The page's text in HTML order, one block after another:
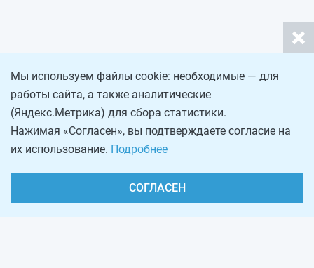
Мы используем файлы cookie: необходимые — для
работы сайта, а также аналитические
(Яндекс.Метрика) для сбора статистики.
Нажимая «Согласен», вы подтверждаете согласие на
их использование. Подробнее
СОГЛАСЕН